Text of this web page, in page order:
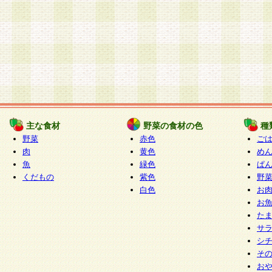
主な食材
野菜
肉
魚
くだもの
野菜の食材の色
赤色
黄色
緑色
紫色
白色
種
ご
めん
ぱん
野
お
お
た
サ
シ
そ
お